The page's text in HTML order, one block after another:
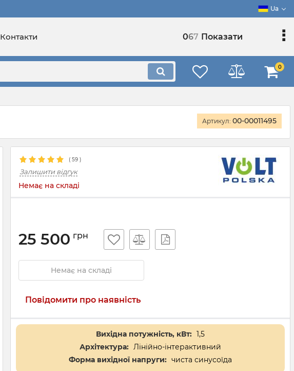
Ua
Контакти 067 Показати
0
Артикул: 00-00011495
( 59 )
Залишити відгук
Немає на складі
25 500 грн
Немає на складі
Повідомити про наявність
Вихідна потужність, кВт: 1,5
Архітектура: Лінійно-інтерактивний
Форма вихідної напруги: чиста синусоїда